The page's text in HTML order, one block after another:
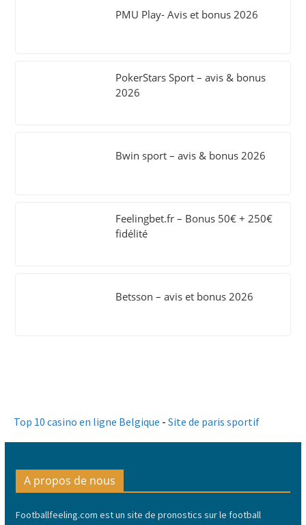
PMU Play- Avis et bonus 2026
PokerStars Sport – avis & bonus
2026
Bwin sport – avis & bonus 2026
Feelingbet.fr – Bonus 50€ + 250€
fidélité
Betsson – avis et bonus 2026
Top 10 casino en ligne Belgique - Site de paris sportif
A propos de nous
Footballfeeling.com est un site de pronostics sur le football